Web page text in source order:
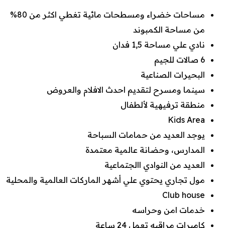
مساحات خضراء ومسطحات مائية تغطي اكثر من 80%
من مساحة الكمبوند
نادي علي مساحة 1,5 فدان
6 صالات للجيم
البحيرات الصناعية
سينما ومسرح لتقديم احدث الافلام والعروض
منطقة ترفيهية لألطفال
Kids Area
يوجد العديد من حمامات السباحة
المدارس، وحضانة عالمية معتمدة
العديد من النوادي االجتماعية
مول تجاري يحتوي علي أشهر الماركات العالمية والمحلية
Club house
خدمات امن وحراسه
كاميرات مراقبه تعمل 24 ساعة